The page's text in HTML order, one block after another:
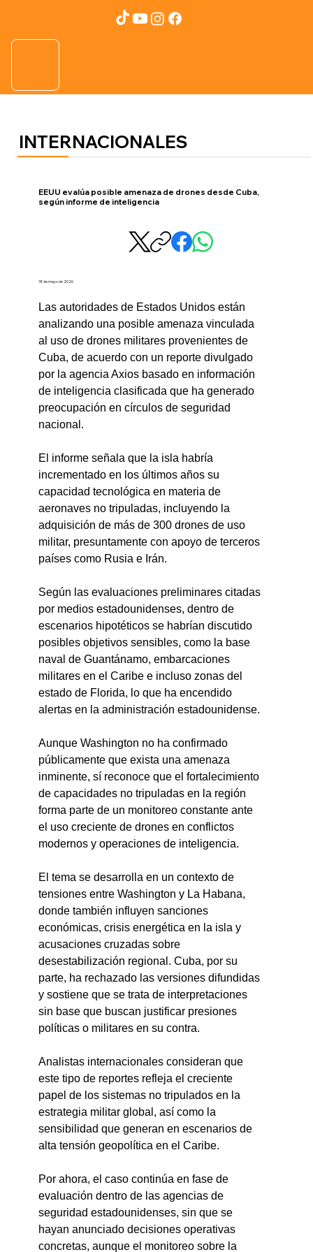
INTERNACIONALES
EEUU evalúa posible amenaza de drones desde Cuba,
según informe de inteligencia
18 de mayo de 2026
Las autoridades de Estados Unidos están
analizando una posible amenaza vinculada
al uso de drones militares provenientes de
Cuba, de acuerdo con un reporte divulgado
por la agencia Axios basado en información
de inteligencia clasificada que ha generado
preocupación en círculos de seguridad
nacional.
El informe señala que la isla habría
incrementado en los últimos años su
capacidad tecnológica en materia de
aeronaves no tripuladas, incluyendo la
adquisición de más de 300 drones de uso
militar, presuntamente con apoyo de terceros
países como Rusia e Irán.
Según las evaluaciones preliminares citadas
por medios estadounidenses, dentro de
escenarios hipotéticos se habrían discutido
posibles objetivos sensibles, como la base
naval de Guantánamo, embarcaciones
militares en el Caribe e incluso zonas del
estado de Florida, lo que ha encendido
alertas en la administración estadounidense.
Aunque Washington no ha confirmado
públicamente que exista una amenaza
inminente, sí reconoce que el fortalecimiento
de capacidades no tripuladas en la región
forma parte de un monitoreo constante ante
el uso creciente de drones en conflictos
modernos y operaciones de inteligencia.
El tema se desarrolla en un contexto de
tensiones entre Washington y La Habana,
donde también influyen sanciones
económicas, crisis energética en la isla y
acusaciones cruzadas sobre
desestabilización regional. Cuba, por su
parte, ha rechazado las versiones difundidas
y sostiene que se trata de interpretaciones
sin base que buscan justificar presiones
políticas o militares en su contra.
Analistas internacionales consideran que
este tipo de reportes refleja el creciente
papel de los sistemas no tripulados en la
estrategia militar global, así como la
sensibilidad que generan en escenarios de
alta tensión geopolítica en el Caribe.
Por ahora, el caso continúa en fase de
evaluación dentro de las agencias de
seguridad estadounidenses, sin que se
hayan anunciado decisiones operativas
concretas, aunque el monitoreo sobre la